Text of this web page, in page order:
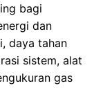
bagi
dan
daya tahan
sistem, alat
gas